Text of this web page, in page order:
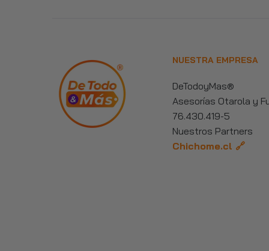
NUESTRA EMPRESA
DeTodoyMas®
Asesorías Otarola y
76.430.419-5
Nuestros Partners
Chichome.cl 🔗